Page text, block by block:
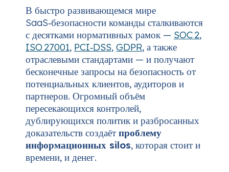
В быстро развивающемся мире
SaaS‑безопасности команды сталкиваются
с десятками нормативных рамок — SOC 2,
ISO 27001, PCI‑DSS, GDPR, а также
отраслевыми стандартами — и получают
бесконечные запросы на безопасность от
потенциальных клиентов, аудиторов и
партнеров. Огромный объём
пересекающихся контролей,
дублирующихся политик и разбросанных
доказательств создаёт проблему
информационных silos, которая стоит и
времени, и денег.